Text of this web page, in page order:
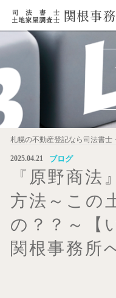
札幌の不動産登記なら司法書士
2025.04.21 ブログ
『原野商法
方法～この
の？？～【
関根事務所